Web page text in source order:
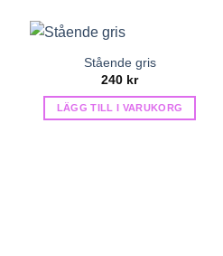
Stående gris
240 kr
LÄGG TILL I VARUKORG